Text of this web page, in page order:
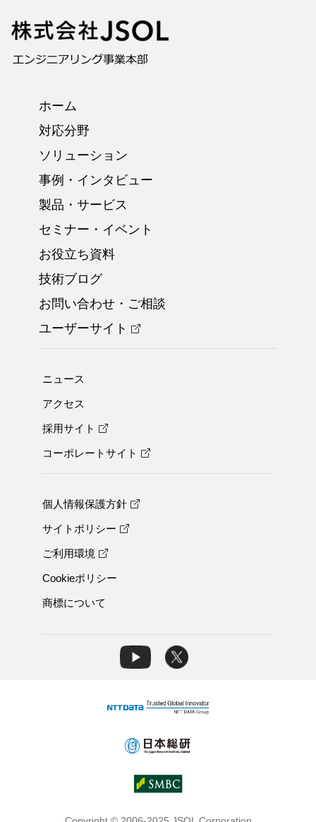
ホーム
対応分野
ソリューション
事例・インタビュー
製品・サービス
セミナー・イベント
お役立ち資料
技術ブログ
お問い合わせ・ご相談
ユーザーサイト
ニュース
アクセス
採用サイト
コーポレートサイト
個人情報保護方針
サイトポリシー
ご利用環境
Cookieポリシー
商標について